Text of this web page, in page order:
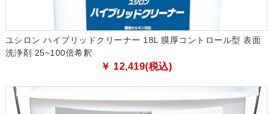
ユシロン ハイブリッドクリーナー 18L 膜厚コントロール型 表面
洗浄剤 25~100倍希釈
￥ 12,419(税込)